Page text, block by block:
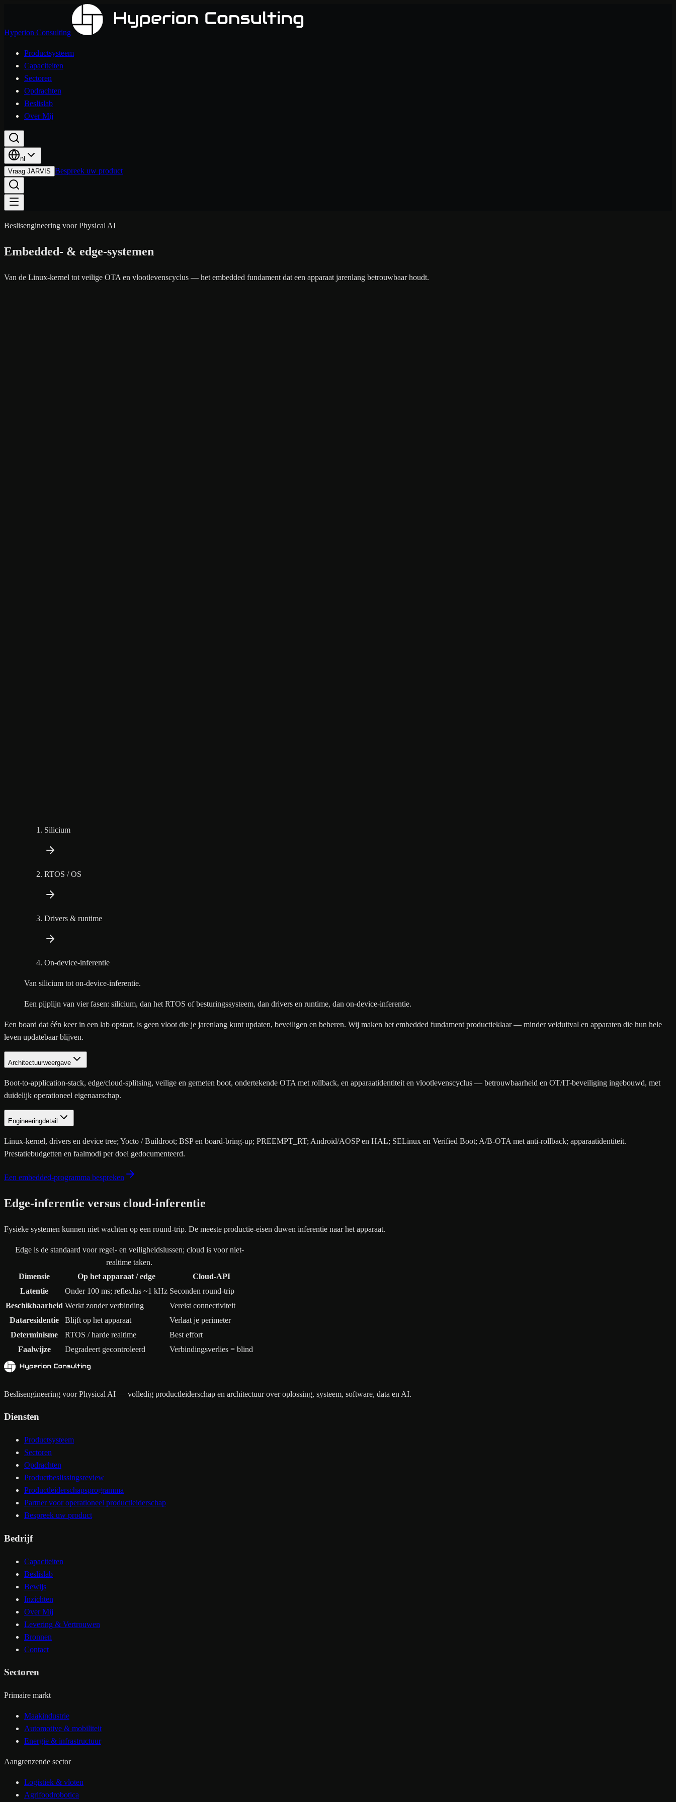
Hyperion Consulting
Productsysteem
Capaciteiten
Sectoren
Opdrachten
Beslislab
Over Mij
nl
Vraag JARVIS Bespreek uw product
Beslisengineering voor Physical AI
Embedded- & edge-systemen
Van de Linux-kernel tot veilige OTA en vlootlevenscyclus — het embedded fundament dat een apparaat jarenlang betrouwbaar houdt.
Silicium
RTOS / OS
Drivers & runtime
On-device-inferentie
Van silicium tot on-device-inferentie.
Een pijplijn van vier fasen: silicium, dan het RTOS of besturingssysteem, dan drivers en runtime, dan on-device-inferentie.
Een board dat één keer in een lab opstart, is geen vloot die je jarenlang kunt updaten, beveiligen en beheren. Wij maken het embedded fundament productieklaar — minder velduitval en apparaten die hun hele
leven updatebaar blijven.
Architectuurweergave
Boot-to-application-stack, edge/cloud-splitsing, veilige en gemeten boot, ondertekende OTA met rollback, en apparaatidentiteit en vlootlevenscyclus — betrouwbaarheid en OT/IT-beveiliging ingebouwd, met
duidelijk operationeel eigenaarschap.
Engineeringdetail
Linux-kernel, drivers en device tree; Yocto / Buildroot; BSP en board-bring-up; PREEMPT_RT; Android/AOSP en HAL; SELinux en Verified Boot; A/B-OTA met anti-rollback; apparaatidentiteit.
Prestatiebudgetten en faalmodi per doel gedocumenteerd.
Een embedded-programma bespreken
Edge-inferentie versus cloud-inferentie
Fysieke systemen kunnen niet wachten op een round-trip. De meeste productie-eisen duwen inferentie naar het apparaat.
Edge is de standaard voor regel- en veiligheidslussen; cloud is voor niet-
realtime taken.
Dimensie
Op het apparaat / edge
Cloud-API
Latentie
Onder 100 ms; reflexlus ~1 kHz Seconden round-trip
Beschikbaarheid Werkt zonder verbinding
Vereist connectiviteit
Dataresidentie
Blijft op het apparaat
Verlaat je perimeter
Determinisme
RTOS / harde realtime
Best effort
Faalwijze
Degradeert gecontroleerd Verbindingsverlies = blind
Beslisengineering voor Physical AI — volledig productleiderschap en architectuur over oplossing, systeem, software, data en AI.
Diensten
Productsysteem
Sectoren
Opdrachten
Productbeslissingsreview
Productleiderschapsprogramma
Partner voor operationeel productleiderschap
Bespreek uw product
Bedrijf
Capaciteiten
Beslislab
Bewijs
Inzichten
Over Mij
Levering & Vertrouwen
Bronnen
Contact
Sectoren
Primaire markt
Maakindustrie
Automotive & mobiliteit
Energie & infrastructuur
Aangrenzende sector
Logistiek & vloten
Agrifoodrobotica